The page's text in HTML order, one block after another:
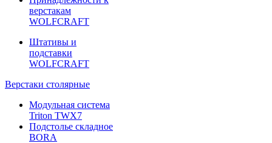
верстакам
WOLFCRAFT
Штативы и
подставки
WOLFCRAFT
Верстаки столярные
Модульная система
Triton TWX7
Подстолье складное
BORA